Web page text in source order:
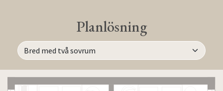
Planlösning